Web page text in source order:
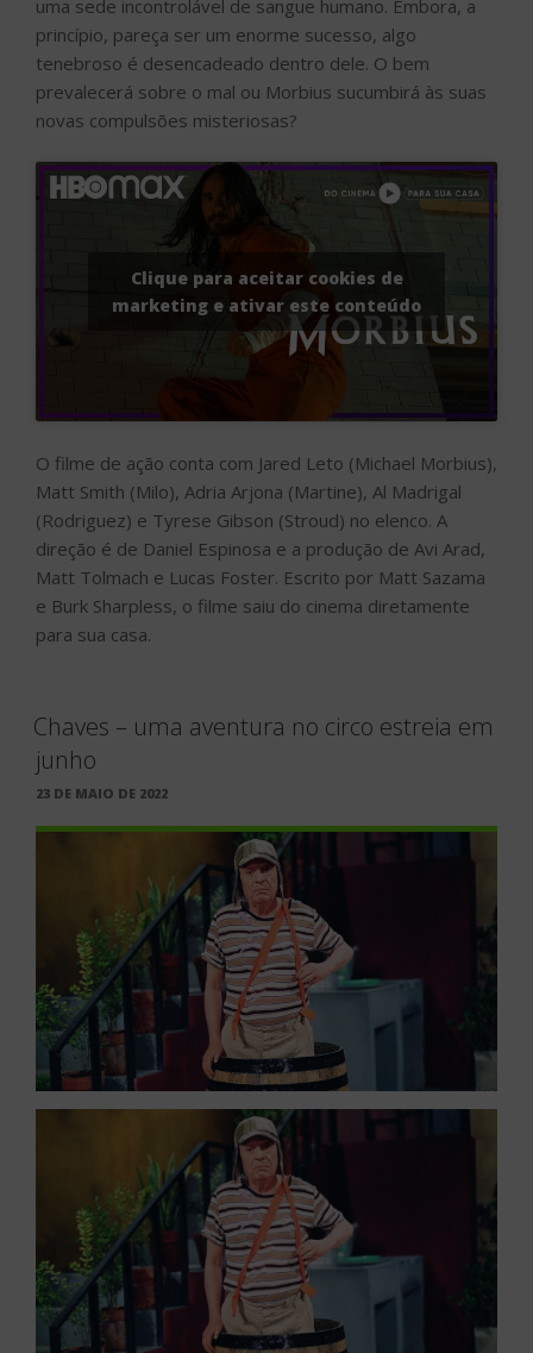
uma sede incontrolável de sangue humano. Embora, a
princípio, pareça ser um enorme sucesso, algo
tenebroso é desencadeado dentro dele. O bem
prevalecerá sobre o mal ou Morbius sucumbirá às suas
novas compulsões misteriosas?
Clique para aceitar cookies de
marketing e ativar este conteúdo
O filme de ação conta com Jared Leto (Michael Morbius),
Matt Smith (Milo), Adria Arjona (Martine), Al Madrigal
(Rodriguez) e Tyrese Gibson (Stroud) no elenco. A
direção é de Daniel Espinosa e a produção de Avi Arad,
Matt Tolmach e Lucas Foster. Escrito por Matt Sazama
e Burk Sharpless, o filme saiu do cinema diretamente
para sua casa.
Chaves – uma aventura no circo estreia em
junho
PUBLICADO
23 DE MAIO DE 2022